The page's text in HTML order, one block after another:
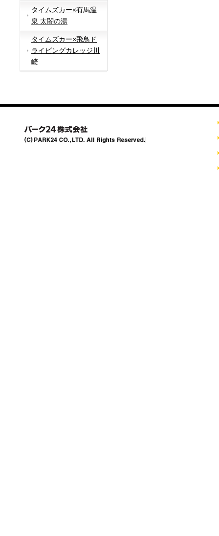
タイムズカー×有馬温
泉 太閤の湯
タイムズカー×飛鳥ド
ライビングカレッジ川
崎